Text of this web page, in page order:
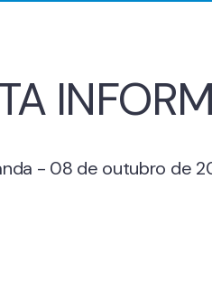
- 08 de outubro de